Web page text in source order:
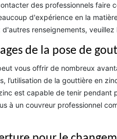
des professionnels faire
d'expérience en la
renseignements,
de la pose de
vous offrir de nombreux
l’utilisation de la gouttière en
est capable de tenir
à un couvreur professionnel